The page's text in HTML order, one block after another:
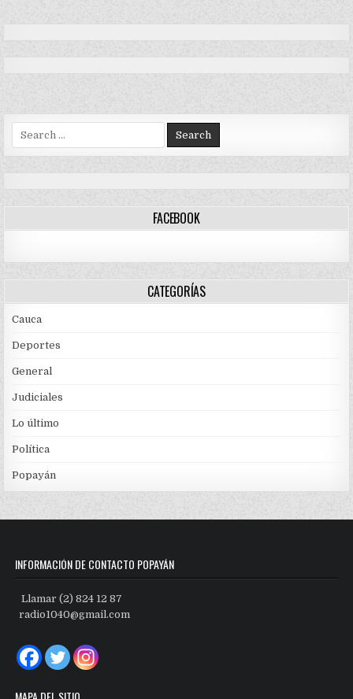
Search
for:
FACEBOOK
CATEGORÍAS
Cauca
Deportes
General
Judiciales
Lo último
Política
Popayán
INFORMACIÓN DE CONTACTO POPAYÁN
Llamar (2) 824 12 87
radio1040@gmail.com